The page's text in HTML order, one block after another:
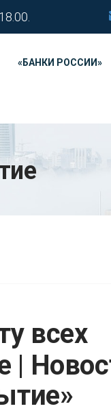
«БАНКИ РОССИИ»
всех
|